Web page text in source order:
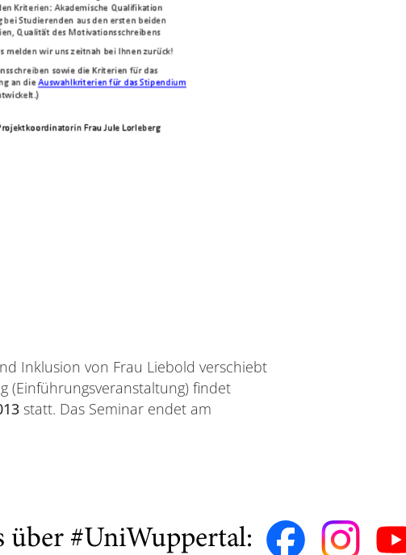
Inklusion von Frau Liebold verschiebt
(Einführungsveranstaltung) findet
statt. Das Seminar endet am
über #UniWuppertal: